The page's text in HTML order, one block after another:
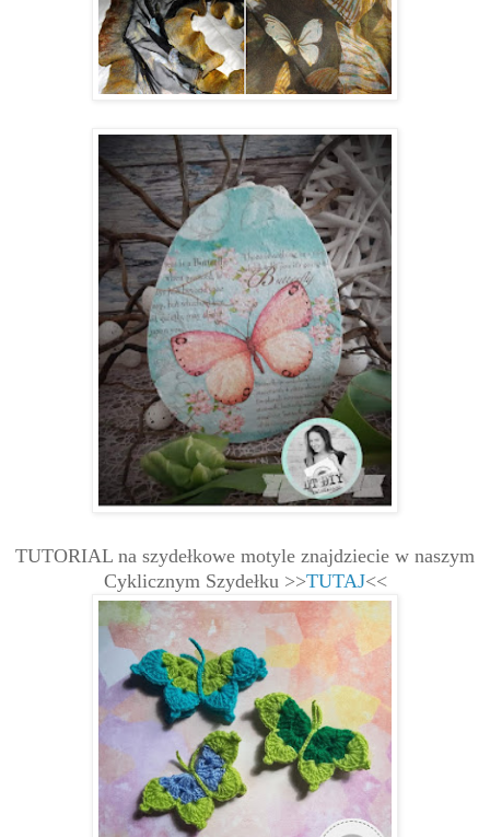
TUTORIAL na szydełkowe motyle znajdziecie w naszym
Cyklicznym Szydełku >>TUTAJ<<